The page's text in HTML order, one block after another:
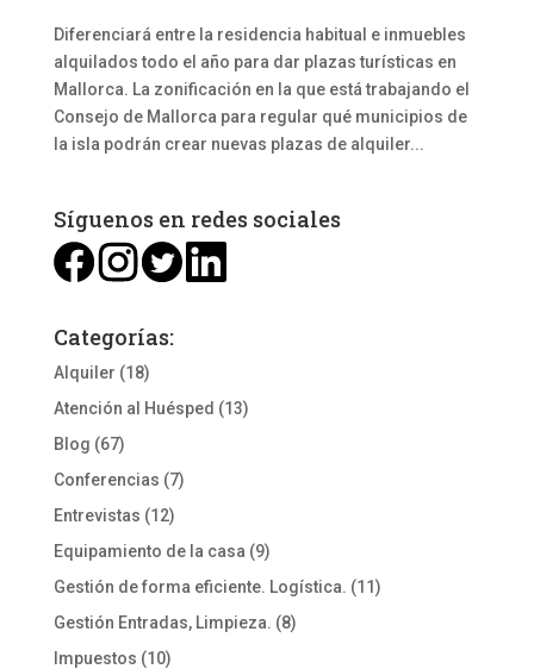
Diferenciará entre la residencia habitual e inmuebles
alquilados todo el año para dar plazas turísticas en
Mallorca. La zonificación en la que está trabajando el
Consejo de Mallorca para regular qué municipios de
la isla podrán crear nuevas plazas de alquiler...
Síguenos en redes sociales
Categorías:
Alquiler (18)
Atención al Huésped (13)
Blog (67)
Conferencias (7)
Entrevistas (12)
Equipamiento de la casa (9)
Gestión de forma eficiente. Logística. (11)
Gestión Entradas, Limpieza. (8)
Impuestos (10)